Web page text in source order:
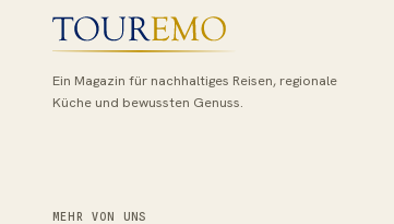
Ein Magazin für nachhaltiges Reisen, regionale
Küche und bewussten Genuss.
MEHR VON UNS